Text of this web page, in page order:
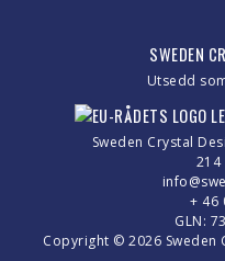
SWEDEN
Utsedd
Sweden Crystal
214
+ 46
GLN:
Copyright © 2026 Sweden